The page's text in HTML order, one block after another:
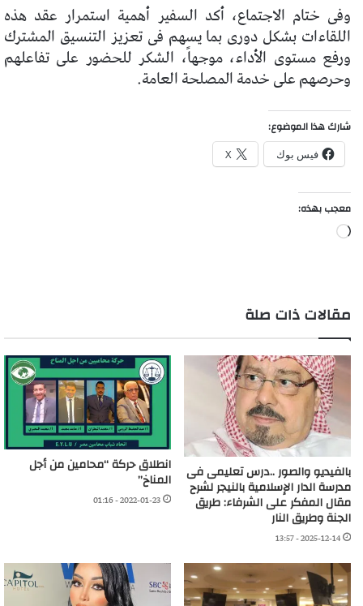
وفى ختام الاجتماع، أكد السفير أهمية استمرار عقد هذه
اللقاءات بشكل دورى بما يسهم فى تعزيز التنسيق المشترك
ورفع مستوى الأداء، موجهاً، الشكر للحضور على تفاعلهم
وحرصهم على خدمة المصلحة العامة.
شارك هذا الموضوع:
فيس بوك X
معجب بهذه:
جاري
مقالات ذات صلة
بالفيديو والصور ..درس تعليمى فى
مدرسة الدار الإسلامية بالنيجر لشرح
مقال المفكر على الشرفاء: طريق
الجنة وطريق النار
2025-12-14 - 13:57
انطلاق حركة “محامين من أجل
المناخ”
2022-01-23 - 01:16